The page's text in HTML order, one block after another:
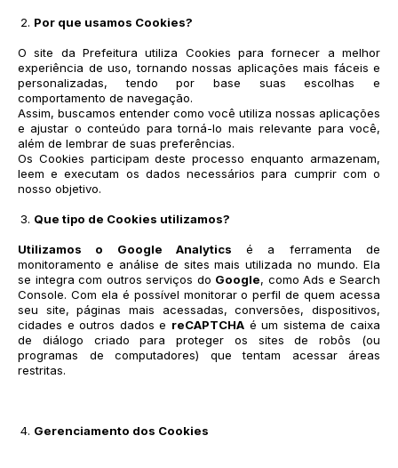
Por que usamos Cookies?
O site da Prefeitura utiliza Cookies para fornecer a melhor
experiência de uso, tornando nossas aplicações mais fáceis e
personalizadas, tendo por base suas escolhas e
comportamento de navegação.
Assim, buscamos entender como você utiliza nossas aplicações
e ajustar o conteúdo para torná-lo mais relevante para você,
além de lembrar de suas preferências.
Os Cookies participam deste processo enquanto armazenam,
leem e executam os dados necessários para cumprir com o
nosso objetivo.
Que tipo de Cookies utilizamos?
Utilizamos o Google Analytics é a ferramenta de
monitoramento e análise de sites mais utilizada no mundo. Ela
se integra com outros serviços do Google, como Ads e Search
Console. Com ela é possível monitorar o perfil de quem acessa
seu site, páginas mais acessadas, conversões, dispositivos,
cidades e outros dados e reCAPTCHA é um sistema de caixa
de diálogo criado para proteger os sites de robôs (ou
programas de computadores) que tentam acessar áreas
restritas.
Gerenciamento dos Cookies